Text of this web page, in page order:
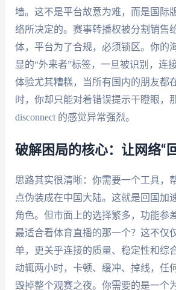
墙。这不是平台故意为难，而是国际
络所决定的。赛事转播权被分割销售
体，平台为了合规，必须锁区。你的
显的“外来者”标签，一旦被识别，连
体验尤其糟糕，当所有国内的朋友都
时，你却只能对着错误提示干瞪眼，
disconnect 的感觉异常强烈。
破解困局的核心：让网络“
思路其实很清晰：你需要一个工具，
点伪装成在中国大陆。这就是回国加
角色。但市面上的选择繁多，功能参
最适合看体育直播的那一个？这不仅
单，更关乎连接的质量、稳定性和综
动辄两小时，卡顿、缓冲、掉线，任
毁掉整个观赛之夜。你需要的是一个